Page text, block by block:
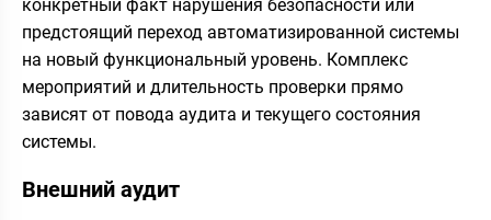
конкретный факт нарушения безопасности или
предстоящий переход автоматизированной системы
на новый функциональный уровень. Комплекс
мероприятий и длительность проверки прямо
зависят от повода аудита и текущего состояния
системы.
Внешний аудит